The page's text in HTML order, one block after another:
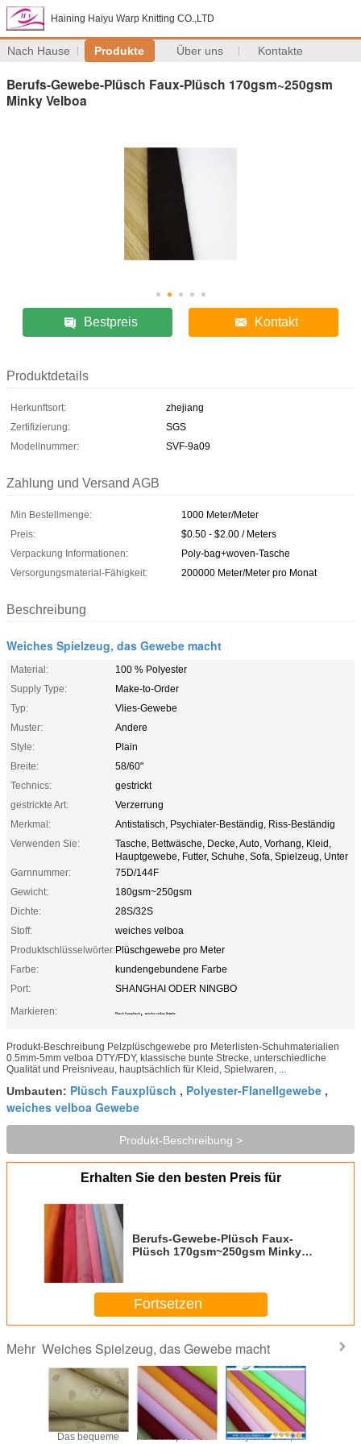
Haining Haiyu Warp Knitting CO.,LTD
Nach Hause Produkte Über uns Kontakte
Berufs-Gewebe-Plüsch Faux-Plüsch 170gsm~250gsm
Minky Velboa
Bestpreis Kontakt
Produktdetails
Herkunftsort:
zhejiang
Zertifizierung:
SGS
Modellnummer:
SVF-9a09
Zahlung und Versand AGB
Min Bestellmenge:
1000 Meter/Meter
Preis:
$0.50 - $2.00 / Meters
Verpackung Informationen:
Poly-bag+woven-Tasche
Versorgungsmaterial-Fähigkeit:
200000 Meter/Meter pro Monat
Beschreibung
Weiches Spielzeug, das Gewebe macht
Material:
100 % Polyester
Supply Type:
Make-to-Order
Typ:
Vlies-Gewebe
Muster:
Andere
Style:
Plain
Breite:
58/60"
Technics:
gestrickt
gestrickte Art:
Verzerrung
Merkmal:
Antistatisch, Psychiater-Beständig, Riss-Beständig
Verwenden Sie:
Tasche, Bettwäsche, Decke, Auto, Vorhang, Kleid,
Hauptgewebe, Futter, Schuhe, Sofa, Spielzeug, Unter
Garnnummer:
75D/144F
Gewicht:
180gsm~250gsm
Dichte:
28S/32S
Stoff:
weiches velboa
Produktschlüsselwörter:Plüschgewebe pro Meter
Farbe:
kundengebundene Farbe
Port:
SHANGHAI ODER NINGBO
Markieren:
Plüsch Fauxplüsch , weiches velboa Gewebe
Produkt-Beschreibung Pelzplüschgewebe pro Meterlisten-Schuhmaterialien
0.5mm-5mm velboa DTY/FDY, klassische bunte Strecke, unterschiedliche
Qualität und Preisniveau, hauptsächlich für Kleid, Spielwaren, ...
Umbauten: Plüsch Fauxplüsch , Polyester-Flanellgewebe ,
weiches velboa Gewebe
Produkt-Beschreibung >
Erhalten Sie den besten Preis für
Berufs-Gewebe-Plüsch Faux-
Plüsch 170gsm~250gsm Minky
Fortsetzen
Mehr Weiches Spielzeug, das Gewebe macht
Das bequeme
Kundenspezifisches
Nylex-Futter,